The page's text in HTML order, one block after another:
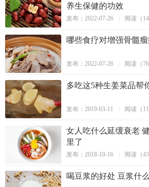
养生保健的功效
发布：2022-07-26 阅读（
哪些食疗对增强骨髓
发布：2022-07-26 阅读（
多吃这5种生姜菜品帮
发布：2019-03-11 阅读（
女人吃什么延缓衰老
里了
发布：2018-10-16 阅读（
喝豆浆的好处 豆浆什